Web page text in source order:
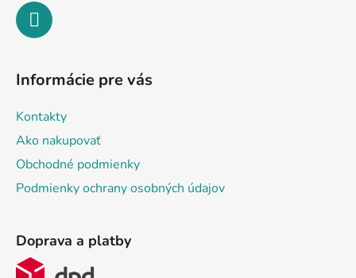
Informácie pre vás
Kontakty
Ako nakupovať
Obchodné podmienky
Podmienky ochrany osobných údajov
Doprava a platby